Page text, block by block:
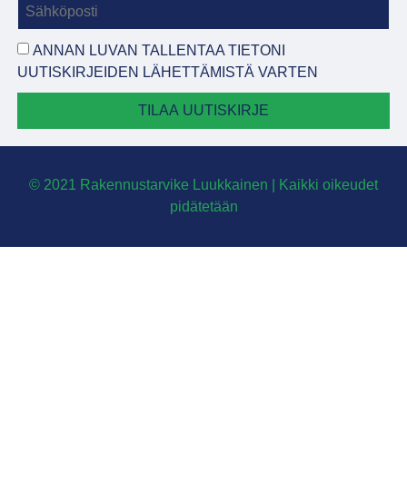
ANNAN LUVAN TALLENTAA TIETONI
UUTISKIRJEIDEN LÄHETTÄMISTÄ VARTEN
TILAA UUTISKIRJE
© 2021 Rakennustarvike Luukkainen | Kaikki oikeudet
pidätetään